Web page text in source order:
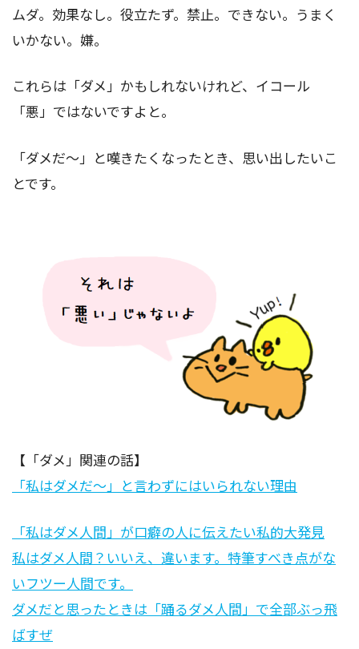
ムダ。効果なし。役立たず。禁止。できない。うまく
いかない。嫌。
これらは「ダメ」かもしれないけれど、イコール
「悪」ではないですよと。
「ダメだ～」と嘆きたくなったとき、思い出したいこ
とです。
【「ダメ」関連の話】
「私はダメだ～」と言わずにはいられない理由
「私はダメ人間」が口癖の人に伝えたい私的大発見
私はダメ人間？いいえ、違います。特筆すべき点がな
いフツー人間です。
ダメだと思ったときは「踊るダメ人間」で全部ぶっ飛
ばすぜ